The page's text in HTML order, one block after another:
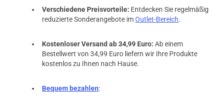
Verschiedene Preisvorteile: Entdecken Sie regelmäßig
reduzierte Sonderangebote imOutlet-Bereich.
Kostenloser Versand ab 34,99 Euro: Ab einem
Bestellwert von 34,99 Euro liefern wir Ihre Produkte
kostenlos zu Ihnen nach Hause.
Bequem bezahlen: